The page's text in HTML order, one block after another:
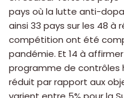
pays où la lutte anti-
ainsi 33 pays sur les 48 à
compétition ont été
pandémie. Et 14 à
programme de contrôles
réduit par rapport aux